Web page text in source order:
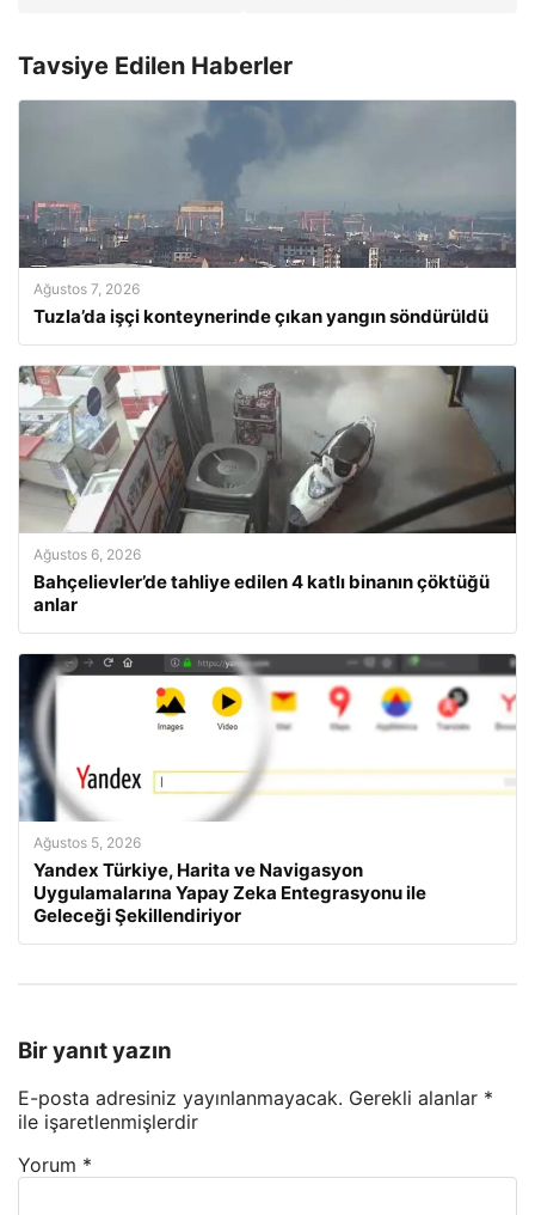
Tavsiye Edilen Haberler
Ağustos 7, 2026
Tuzla’da işçi konteynerinde çıkan yangın söndürüldü
Ağustos 6, 2026
Bahçelievler’de tahliye edilen 4 katlı binanın çöktüğü
anlar
Ağustos 5, 2026
Yandex Türkiye, Harita ve Navigasyon
Uygulamalarına Yapay Zeka Entegrasyonu ile
Geleceği Şekillendiriyor
Bir yanıt yazın
E-posta adresiniz yayınlanmayacak. Gerekli alanlar *
ile işaretlenmişlerdir
Yorum *